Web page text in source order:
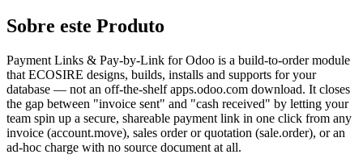
Sobre este Produto
Payment Links & Pay-by-Link for Odoo is a build-to-order module
that ECOSIRE designs, builds, installs and supports for your
database — not an off-the-shelf apps.odoo.com download. It closes
the gap between "invoice sent" and "cash received" by letting your
team spin up a secure, shareable payment link in one click from any
invoice (account.move), sales order or quotation (sale.order), or an
ad-hoc charge with no source document at all.